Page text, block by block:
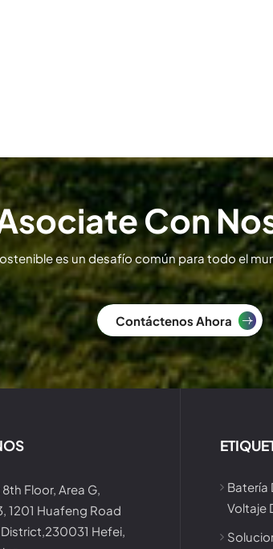
Con
es un desafío común para todo el
Contáctenos Ahora
Floor, Area G,
1201 Huafeng Road
Hefei,
Batería
Voltaje